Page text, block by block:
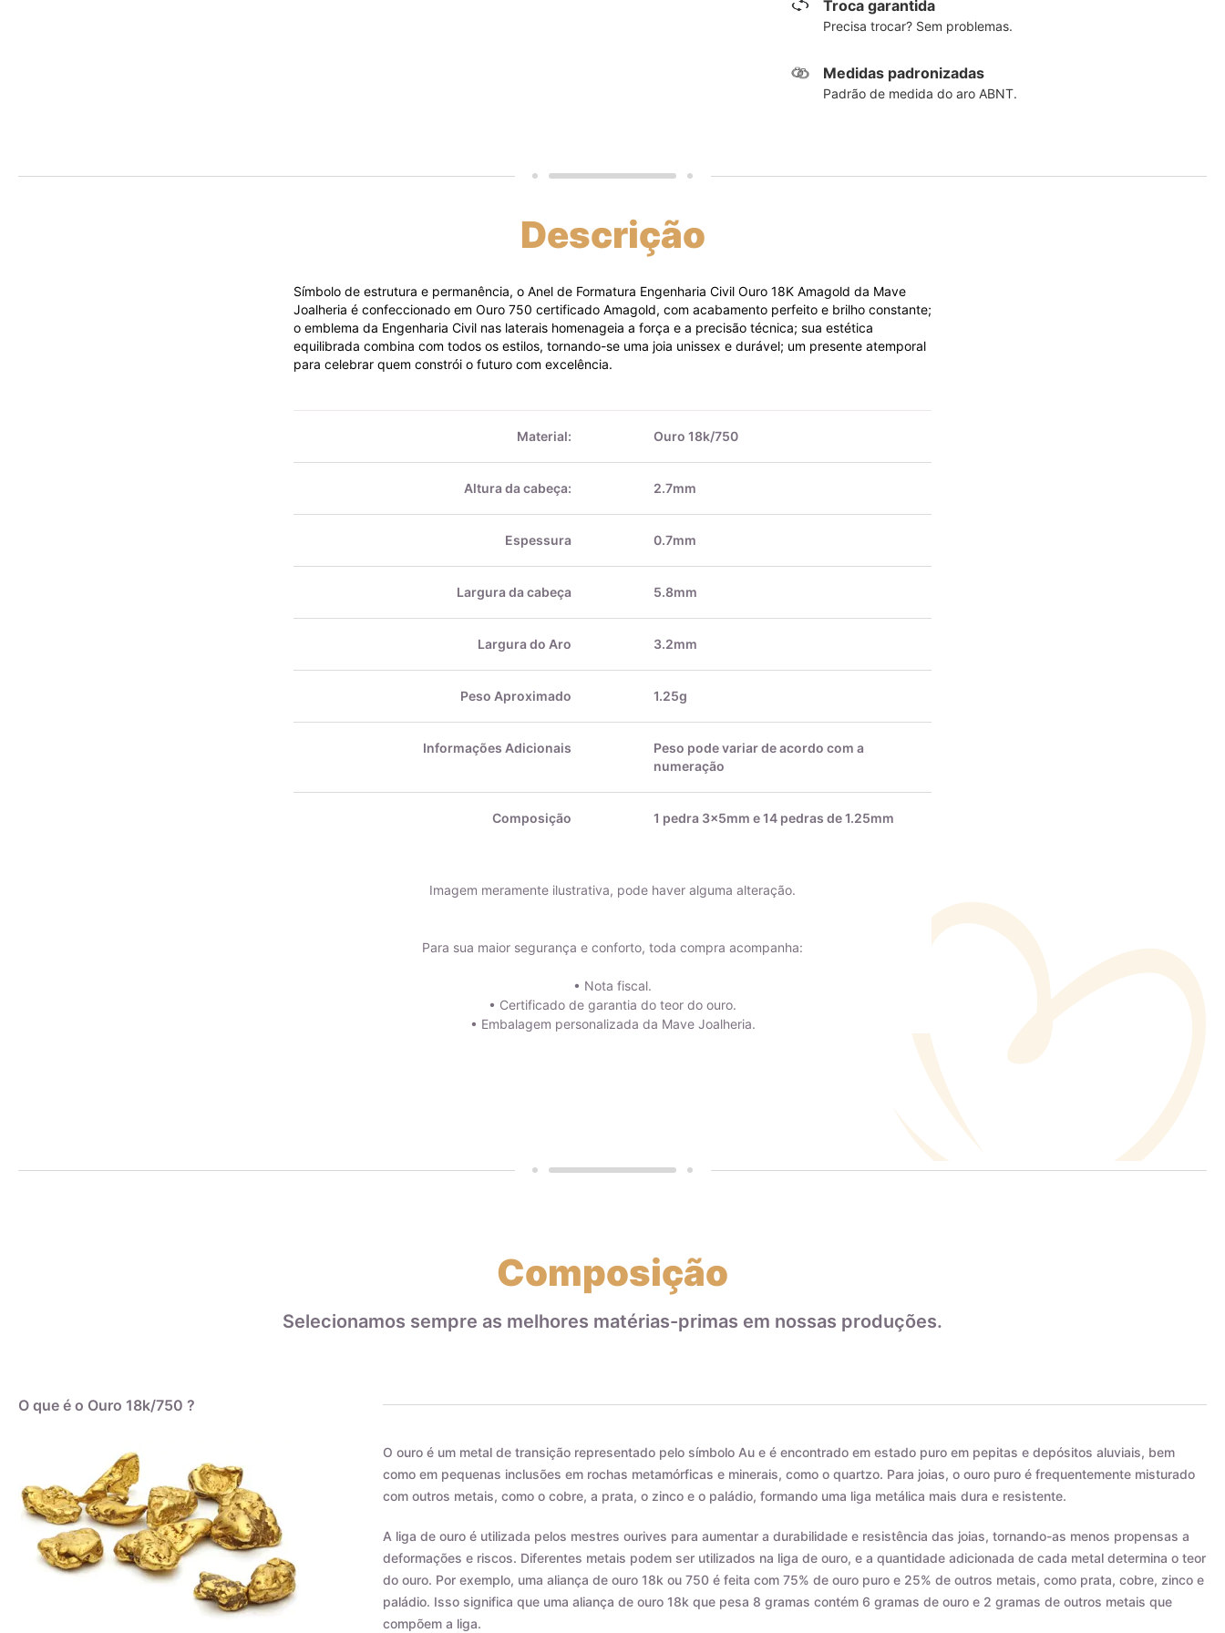
Precisa trocar? Sem problemas.
Medidas padronizadas
Padrão de medida do aro ABNT.
Descrição
Símbolo de estrutura e permanência, o Anel de Formatura Engenharia Civil Ouro 18K Amagold da Mave
Joalheria é confeccionado em Ouro 750 certificado Amagold, com acabamento perfeito e brilho constante;
o emblema da Engenharia Civil nas laterais homenageia a força e a precisão técnica; sua estética
equilibrada combina com todos os estilos, tornando-se uma joia unissex e durável; um presente atemporal
para celebrar quem constrói o futuro com excelência.
Mais
Material: Ouro 18k/750
Altura da cabeça: 2.7mm
Espessura 0.7mm
Largura da cabeça 5.8mm
Largura do Aro 3.2mm
Peso Aproximado 1.25g
Informações Adicionais
Peso pode variar de acordo com a
numeração
Composição 1 pedra 3x5mm e 14 pedras de 1.25mm
Imagem meramente ilustrativa, pode haver alguma alteração.
Para sua maior segurança e conforto, toda compra acompanha:
• Nota fiscal.
• Certificado de garantia do teor do ouro.
• Embalagem personalizada da Mave Joalheria.
Composição
Selecionamos sempre as melhores matérias-primas em nossas produções.
O que é o Ouro 18k/750 ?
O ouro é um metal de transição representado pelo símbolo Au e é encontrado em estado puro em pepitas e depósitos aluviais, bem
como em pequenas inclusões em rochas metamórficas e minerais, como o quartzo. Para joias, o ouro puro é frequentemente misturado
com outros metais, como o cobre, a prata, o zinco e o paládio, formando uma liga metálica mais dura e resistente.
A liga de ouro é utilizada pelos mestres ourives para aumentar a durabilidade e resistência das joias, tornando-as menos propensas a
deformações e riscos. Diferentes metais podem ser utilizados na liga de ouro, e a quantidade adicionada de cada metal determina o teor
do ouro. Por exemplo, uma aliança de ouro 18k ou 750 é feita com 75% de ouro puro e 25% de outros metais, como prata, cobre, zinco e
paládio. Isso significa que uma aliança de ouro 18k que pesa 8 gramas contém 6 gramas de ouro e 2 gramas de outros metais que
compõem a liga.